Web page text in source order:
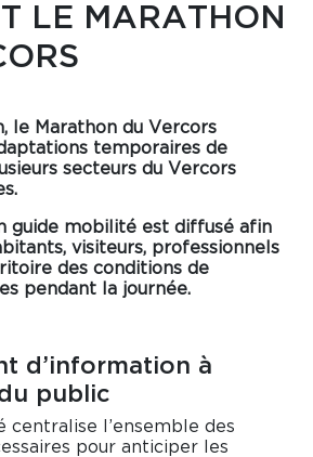
LE MARATHON
le Marathon du Vercors
temporaires de
secteurs du Vercors
guide mobilité est diffusé afin
visiteurs, professionnels
des conditions de
pendant la journée.
d’information à
public
centralise l’ensemble des
pour anticiper les